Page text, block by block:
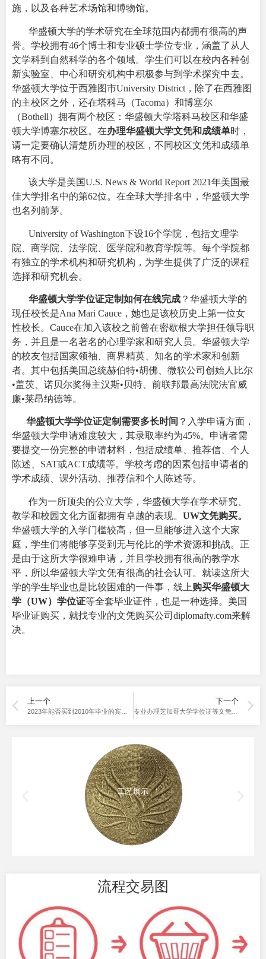
施，以及各种艺术场馆和博物馆。
华盛顿大学的学术研究在全球范围内都拥有很高的声
誉。学校拥有46个博士和专业硕士学位专业，涵盖了从人
文学科到自然科学的各个领域。学生们可以在校内各种创
新实验室、中心和研究机构中积极参与到学术探究中去。
华盛顿大学位于西雅图市University District，除了在西雅图
的主校区之外，还在塔科马（Tacoma）和博塞尔
（Bothell）拥有两个校区：华盛顿大学塔科马校区和华盛
顿大学博塞尔校区。在办理华盛顿大学文凭和成绩单时，
请一定要确认清楚所办理的校区，不同校区文凭和成绩单
略有不同。
该大学是美国U.S. News & World Report 2021年美国最
佳大学排名中的第62位。在全球大学排名中，华盛顿大学
也名列前茅。
University of Washington下设16个学院，包括文理学
院、商学院、法学院、医学院和教育学院等。每个学院都
有独立的学术机构和研究机构，为学生提供了广泛的课程
选择和研究机会。
华盛顿大学学位证定制如何在线完成 ？华盛顿大学的
现任校长是Ana Mari Cauce，她也是该校历史上第一位女
性校长。Cauce在加入该校之前曾在密歇根大学担任领导职
务，并且是一名著名的心理学家和研究人员。华盛顿大学
的校友包括国家领袖、商界精英、知名的学术家和创新
者。其中包括美国总统赫伯特•胡佛、微软公司创始人比尔
•盖茨、诺贝尔奖得主汉斯•贝特、前联邦最高法院法官威
廉•莱昂纳德等。
华盛顿大学学位证定制需要多长时间 ？入学申请方面，
华盛顿大学申请难度较大，其录取率约为45%。申请者需
要提交一份完整的申请材料，包括成绩单、推荐信、个人
陈述、SAT或ACT成绩等。学校考虑的因素包括申请者的
学术成绩、课外活动、推荐信和个人陈述等。
作为一所顶尖的公立大学，华盛顿大学在学术研究、
教学和校园文化方面都拥有卓越的表现。 UW文凭购买。
华盛顿大学的入学门槛较高，但一旦能够进入这个大家
庭，学生们将能够享受到无与伦比的学术资源和挑战。正
是由于这所大学很难申请，并且学校拥有很高的教学水
平，所以华盛顿大学文凭有很高的社会认可。就读这所大
学的学生毕业也是比较困难的一件事，线上购买华盛顿大
学（UW）学位证等全套毕业证件，也是一种选择。 美国
毕业证购买 ，就找专业的文凭购买公司 diplomafty.com来解
决。
上一个 下一个
专业办理芝加哥大学学位证等文凭材料，2023新功略解答
工艺展示
流程交易图